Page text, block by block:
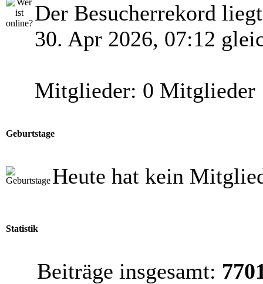
Der Besucherrekord
30. Apr 2026, 07:12
Mitglieder: 0 Mitglieder
Geburtstage
Heute hat kein
Statistik
Beiträge insgesamt: